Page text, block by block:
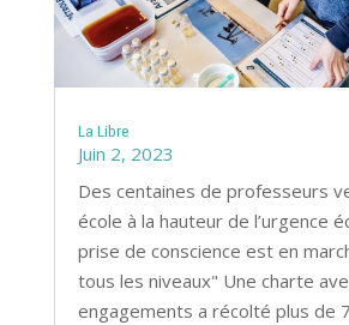
La Libre
Juin 2, 2023
Des centaines de professeurs
école à la hauteur de l’urgence
prise de conscience est en
tous les niveaux" Une charte
engagements a récolté plus de